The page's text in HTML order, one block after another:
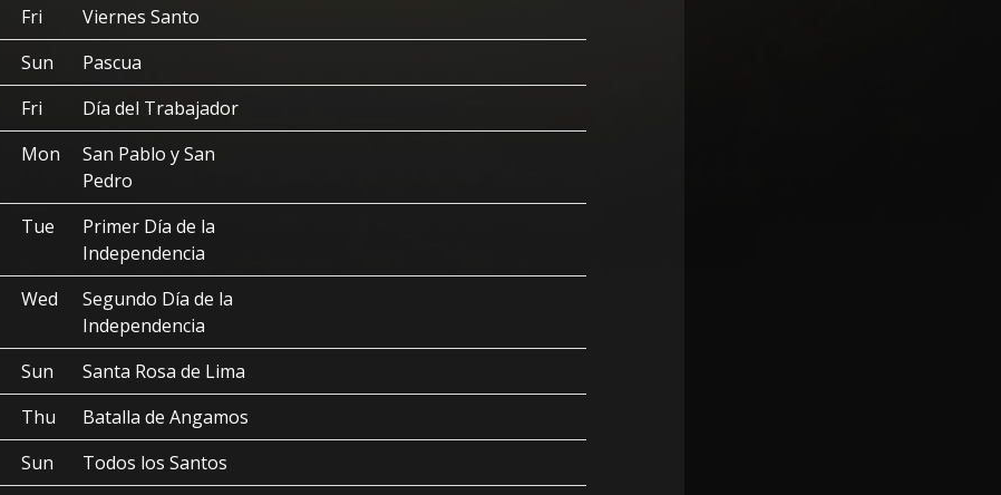
Fri
Viernes Santo
Sun
Pascua
Fri
Día del Trabajador
Mon
San Pablo y San
Pedro
Tue
Primer Día de la
Independencia
Wed
Segundo Día de la
Independencia
Sun
Santa Rosa de Lima
Thu
Batalla de Angamos
Sun
Todos los Santos